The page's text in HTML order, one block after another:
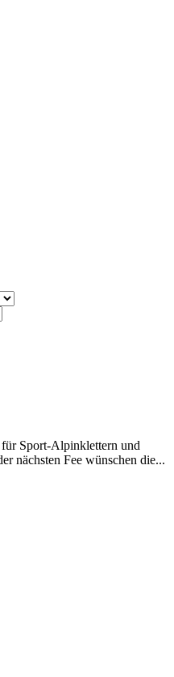
für Sport-Alpinklettern und
nächsten Fee wünschen die...